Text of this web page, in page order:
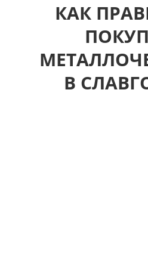
КАК
В